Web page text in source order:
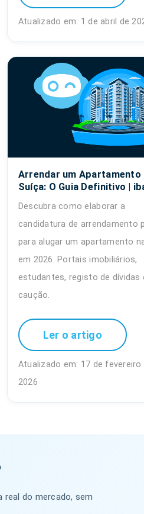
Atualizado em: 1 de abril de
Arrendar um Apartamento
Suíça: O Guia Definitivo |
Descubra como elaborar a
candidatura de arrendamento
para alugar um apartamento
em 2026. Portais imobiliários,
estudantes, registo de dívidas
caução.
Ler o artigo
Atualizado em: 17 de fevereiro
2026
do mercado, sem